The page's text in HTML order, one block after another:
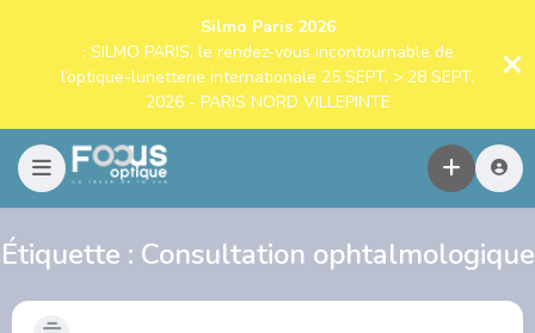
Silmo Paris 2026
: SILMO PARIS, le rendez-vous incontournable de
l’optique-lunetterie internationale 25 SEPT. > 28 SEPT.
2026 - PARIS NORD VILLEPINTE
Étiquette : Consultation ophtalmologique